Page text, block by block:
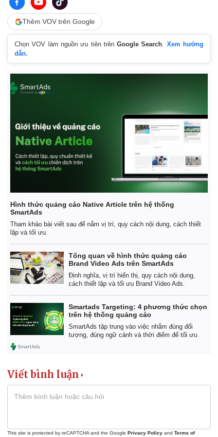
Pháp luật
Thêm VOV trên Google
Chọn VOV làm nguồn ưu tiên trênGoogle Search. Xem hướng
dẫn.
Hình thức quảng cáo Native Article trên hệ thống
SmartAds
Tham khảo bài viết sau để nắm vị trí, quy cách nội dung, cách thiết
lập và tối ưu.
Tổng quan về hình thức quảng cáo
Brand Video Ads trên SmartAds
Định nghĩa, vị trí hiển thị, quy cách nội dung,
cách thiết lập và tối ưu Brand Video Ads.
Smartads Targeting: 4 phương thức chọn
trên hệ thống quảng cáo
SmartAds tập trung vào việc nhắm đúng đối
tượng, đúng ngữ cảnh và thời điểm để tối ưu.
Viết bình luận
This site is protected by reCAPTCHA and the Google Privacy Policy and Terms of